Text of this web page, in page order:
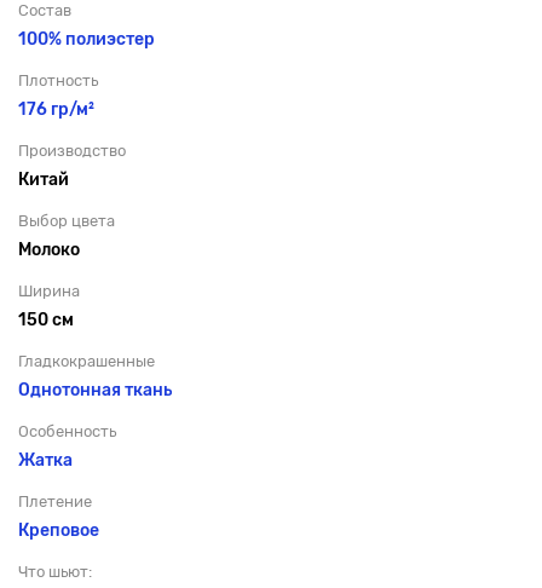
Состав
100% полиэстер
Плотность
176 гр/м²
Производство
Китай
Выбор цвета
Молоко
Ширина
150 см
Гладкокрашенные
Однотонная ткань
Особенность
Жатка
Плетение
Креповое
Что шьют: